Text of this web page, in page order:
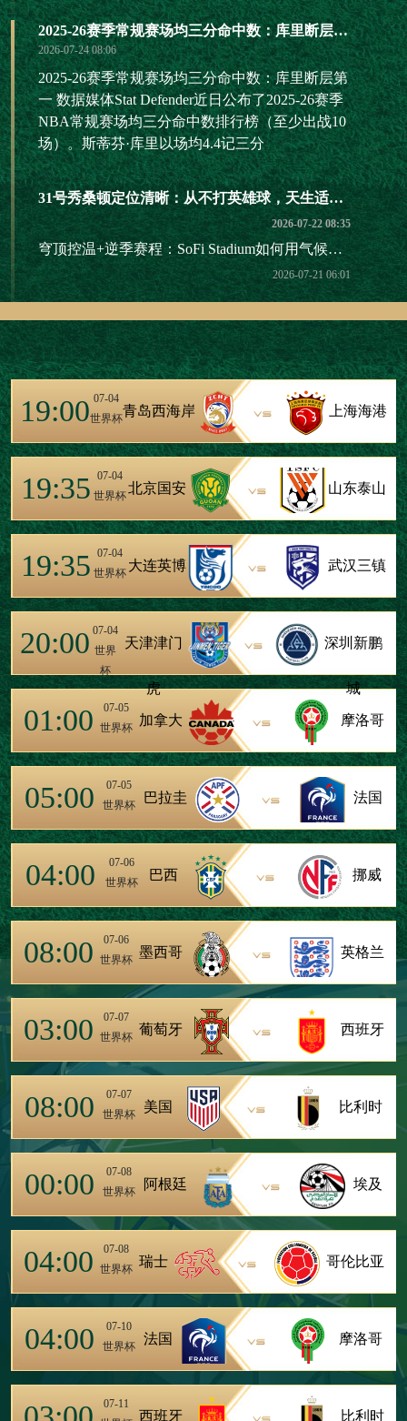
2025-26赛季常规赛场均三分命中数：库里断层第一
2026-07-24 08:06
2025-26赛季常规赛场均三分命中数：库里断层第
一 数据媒体Stat Defender近日公布了2025-26赛季
NBA常规赛场均三分命中数排行榜（至少出战10
场）。斯蒂芬·库里以场均4.4记三分
31号秀桑顿定位清晰：从不打英雄球，天生适配火箭三核
2026-07-22 08:35
穹顶控温+逆季赛程：SoFi Stadium如何用气候逻辑重构2026世界杯七月赛历
2026-07-21 06:01
19:00 07-04
世界杯青岛西海岸 上海海港
19:35 07-04
世界杯北京国安 山东泰山
19:35 07-04
世界杯 大连英博 武汉三镇
20:00 07-04
世界
杯
天津津门
虎
深圳新鹏
城
01:00
07-05
世界杯
加拿大 摩洛哥
05:00
07-05
世界杯
巴拉圭 法国
04:00
07-06
世界杯
巴西 挪威
08:00
07-06
世界杯 墨西哥 英格兰
03:00
07-07
世界杯 葡萄牙 西班牙
08:00
07-07
世界杯
美国 比利时
00:00
07-08
世界杯
阿根廷 埃及
04:00
07-08
世界杯 瑞士 哥伦比亚
04:00
07-10
世界杯
法国 摩洛哥
07-11
西班牙 比利时